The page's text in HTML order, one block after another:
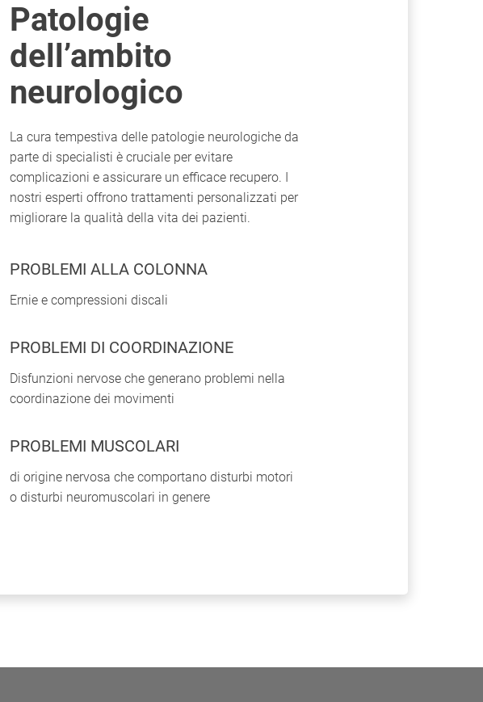
Patologie
dell’ambito
neurologico
La cura tempestiva delle patologie neurologiche da
parte di specialisti è cruciale per evitare
complicazioni e assicurare un efficace recupero. I
nostri esperti offrono trattamenti personalizzati per
migliorare la qualità della vita dei pazienti.
PROBLEMI ALLA COLONNA
Ernie e compressioni discali
PROBLEMI DI COORDINAZIONE
Disfunzioni nervose che generano problemi nella
coordinazione dei movimenti
PROBLEMI MUSCOLARI
di origine nervosa che comportano disturbi motori
o disturbi neuromuscolari in genere